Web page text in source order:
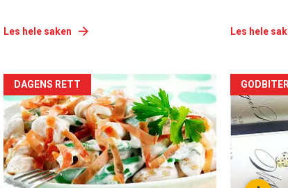
Les hele saken Les hele
Forsiden
akkurat
nå
-
DAGENS RETT
nå